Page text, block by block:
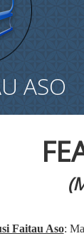
ASO
Faitau Aso: